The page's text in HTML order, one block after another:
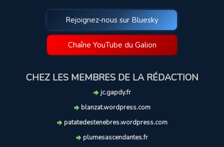
Rejoignez-nous sur Bluesky
Chaîne YouTube du Galion
CHEZ LES MEMBRES DE LA RÉDACTION
jc.gapdy.fr
blanzat.wordpress.com
patatedestenebres.wordpress.com
plumesascendantes.fr